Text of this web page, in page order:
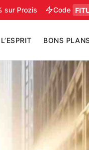
Code
L’ESPRIT BONS